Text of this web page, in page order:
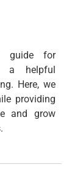
guide for
a helpful
Here, we
providing
and grow